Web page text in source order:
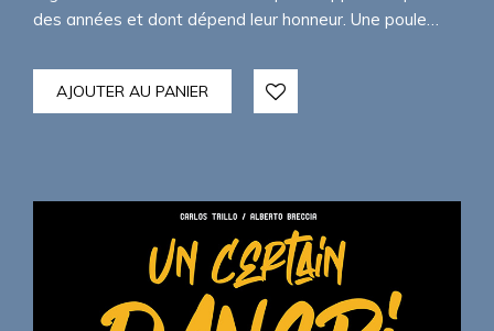
des années et dont dépend leur honneur. Une poule…
AJOUTER AU PANIER